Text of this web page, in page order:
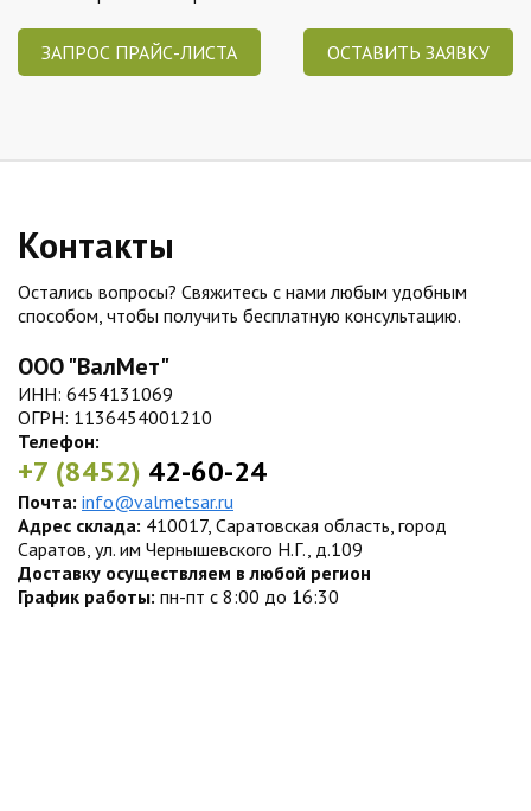
ЗАПРОС ПРАЙС-ЛИСТА ОСТАВИТЬ ЗАЯВКУ
Контакты
Остались вопросы? Свяжитесь с нами любым удобным
способом, чтобы получить бесплатную консультацию.
ООО "ВалМет"
ИНН: 6454131069
ОГРН: 1136454001210
Телефон:
+7 (8452) 42-60-24
Почта: info@valmetsar.ru
Адрес склада: 410017, Саратовская область, город
Саратов, ул. им Чернышевского Н.Г., д.109
Доставку осуществляем в любой регион
График работы: пн-пт с 8:00 до 16:30